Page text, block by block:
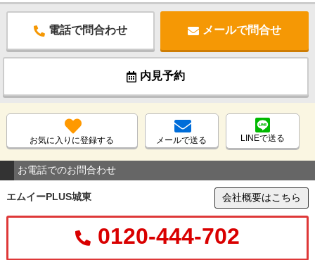
電話で問合わせ メールで問合せ
内見予約
お気に入りに登録する メールで送る LINEで送る
お電話でのお問合わせ
エムイーPLUS城東 会社概要はこちら
0120-444-702